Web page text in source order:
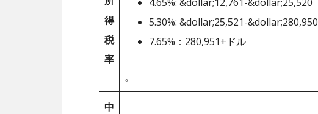
得
税
率
5.30%: &dollar;25,521-&dollar;280,950
7.65%：280,951+ドル
。
中